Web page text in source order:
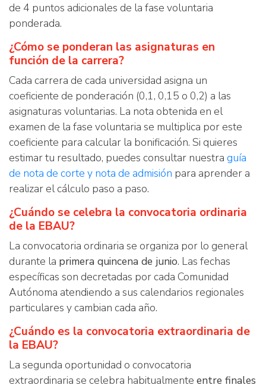
de 4 puntos adicionales de la fase voluntaria
ponderada.
¿Cómo se ponderan las asignaturas en
función de la carrera?
Cada carrera de cada universidad asigna un
coeficiente de ponderación (0,1, 0,15 o 0,2) a las
asignaturas voluntarias. La nota obtenida en el
examen de la fase voluntaria se multiplica por este
coeficiente para calcular la bonificación. Si quieres
estimar tu resultado, puedes consultar nuestra guía
de nota de corte y nota de admisión para aprender a
realizar el cálculo paso a paso.
¿Cuándo se celebra la convocatoria ordinaria
de la EBAU?
La convocatoria ordinaria se organiza por lo general
durante la primera quincena de junio. Las fechas
específicas son decretadas por cada Comunidad
Autónoma atendiendo a sus calendarios regionales
particulares y cambian cada año.
¿Cuándo es la convocatoria extraordinaria de
la EBAU?
La segunda oportunidad o convocatoria
extraordinaria se celebra habitualmente entre finales